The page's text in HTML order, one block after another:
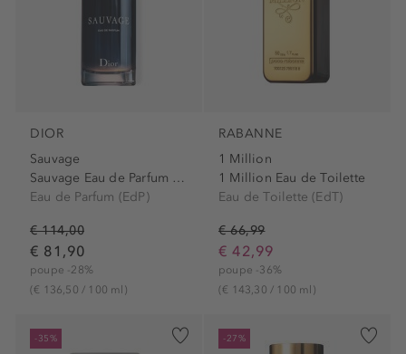
DIOR
Sauvage
Sauvage Eau de Parfum - Eau de parfum...
Eau de Parfum (EdP)
€ 114,00
€ 81,90
poupe -28%
(€ 136,50 / 100 ml)
RABANNE
1 Million
1 Million Eau de Toilette
Eau de Toilette (EdT)
€ 66,99
€ 42,99
poupe -36%
(€ 143,30 / 100 ml)
-35% -27%